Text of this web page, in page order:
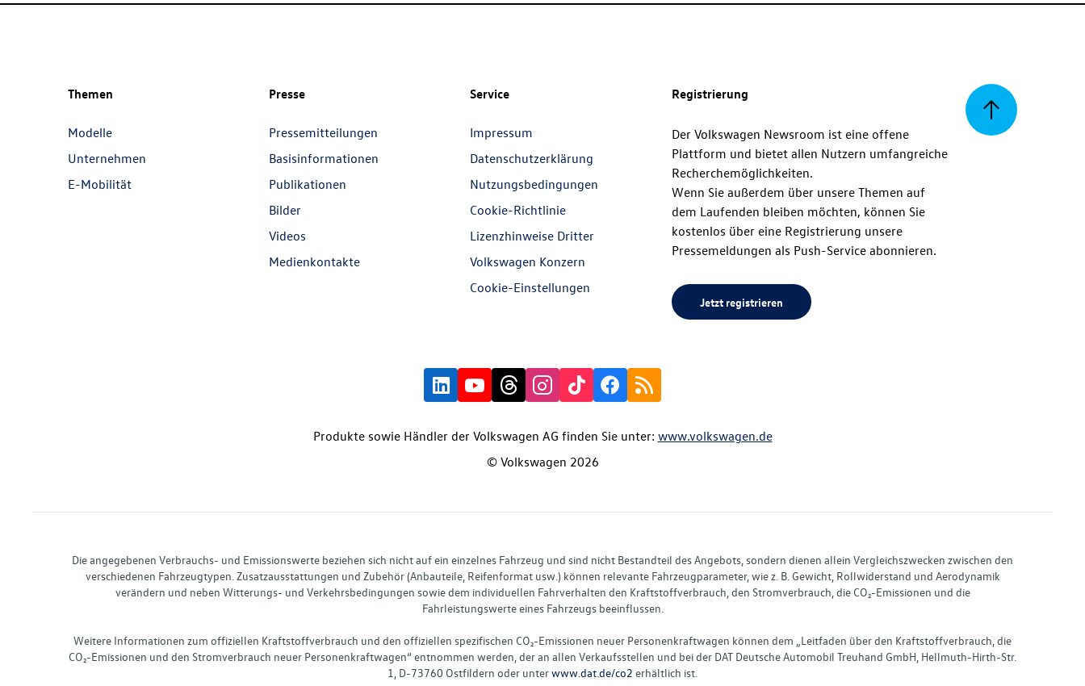
Zurück
Themen
Modelle
Unternehmen
E-Mobilität
Presse
Pressemitteilungen
Basisinformationen
Publikationen
Bilder
Videos
Medienkontakte
Service
Impressum
Datenschutzerklärung
Nutzungsbedingungen
Cookie-Richtlinie
Lizenzhinweise Dritter
Volkswagen Konzern
Cookie-Einstellungen
Registrierung
Der Volkswagen Newsroom ist eine offene
Plattform und bietet allen Nutzern umfangreiche
Recherchemöglichkeiten.
Wenn Sie außerdem über unsere Themen auf
dem Laufenden bleiben möchten, können Sie
kostenlos über eine Registrierung unsere
Pressemeldungen als Push-Service abonnieren.
Jetzt registrieren
Produkte sowie Händler der Volkswagen AG finden Sie unter: www.volkswagen.de
© Volkswagen 2026
Die angegebenen Verbrauchs- und Emissionswerte beziehen sich nicht auf ein einzelnes Fahrzeug und sind nicht Bestandteil des Angebots, sondern dienen allein Vergleichszwecken zwischen den
verschiedenen Fahrzeugtypen. Zusatzausstattungen und Zubehör (Anbauteile, Reifenformat usw.) können relevante Fahrzeugparameter, wie z. B. Gewicht, Rollwiderstand und Aerodynamik
verändern und neben Witterungs- und Verkehrsbedingungen sowie dem individuellen Fahrverhalten den Kraftstoffverbrauch, den Stromverbrauch, die CO₂-Emissionen und die
Fahrleistungswerte eines Fahrzeugs beeinflussen.
Weitere Informationen zum offiziellen Kraftstoffverbrauch und den offiziellen spezifischen CO₂-Emissionen neuer Personenkraftwagen können dem „Leitfaden über den Kraftstoffverbrauch, die
CO₂-Emissionen und den Stromverbrauch neuer Personenkraftwagen“ entnommen werden, der an allen Verkaufsstellen und bei der DAT Deutsche Automobil Treuhand GmbH, Hellmuth-Hirth-Str.
1, D-73760 Ostfildern oder unterwww.dat.de/co2 erhältlich ist.